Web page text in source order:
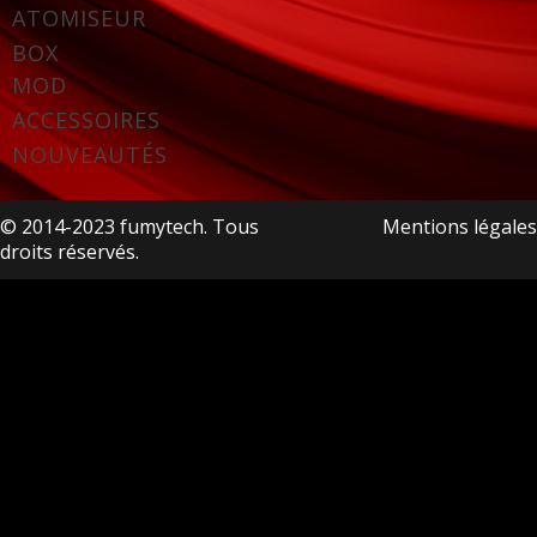
ATOMISEUR
BOX
MOD
ACCESSOIRES
NOUVEAUTÉS
© 2014-2023 fumytech. Tous
droits réservés.
Mentions légales